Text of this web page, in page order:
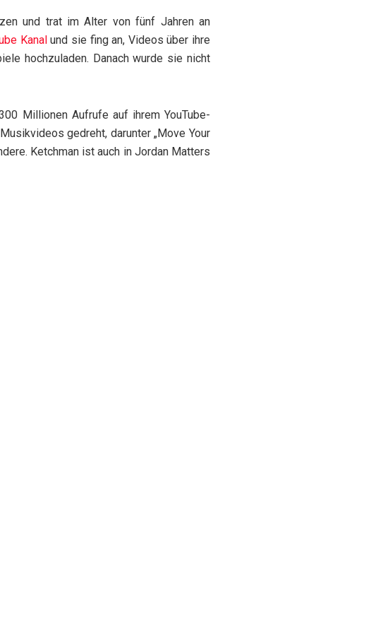
und trat im Alter von fünf Jahren an
Kanal und sie fing an, Videos über ihre
hochzuladen. Danach wurde sie nicht
Millionen Aufrufe auf ihrem YouTube-
gedreht, darunter „Move Your
Ketchman ist auch in Jordan Matters